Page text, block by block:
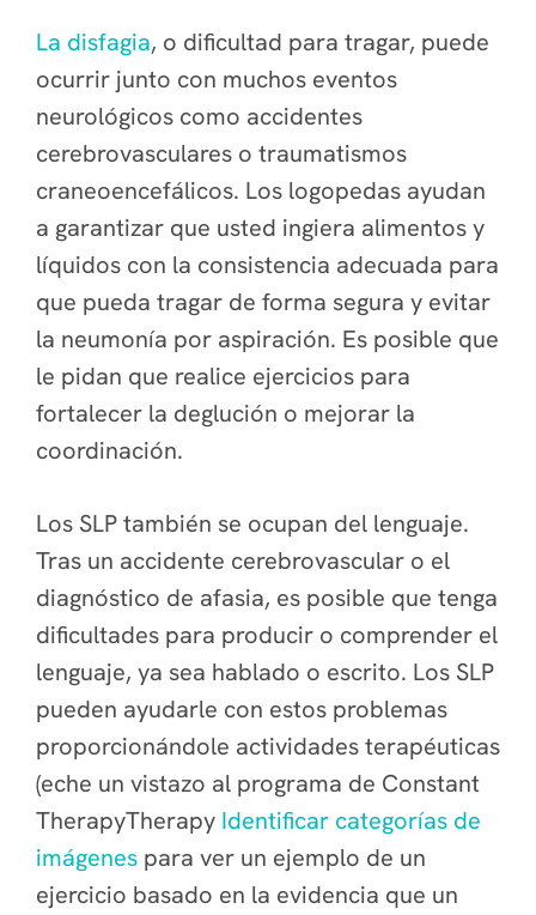
La disfagia, o dificultad para tragar, puede
ocurrir junto con muchos eventos
neurológicos como accidentes
cerebrovasculares o traumatismos
craneoencefálicos. Los logopedas ayudan
a garantizar que usted ingiera alimentos y
líquidos con la consistencia adecuada para
que pueda tragar de forma segura y evitar
la neumonía por aspiración. Es posible que
le pidan que realice ejercicios para
fortalecer la deglución o mejorar la
coordinación.
Los SLP también se ocupan del lenguaje.
Tras un accidente cerebrovascular o el
diagnóstico de afasia, es posible que tenga
dificultades para producir o comprender el
lenguaje, ya sea hablado o escrito. Los SLP
pueden ayudarle con estos problemas
proporcionándole actividades terapéuticas
(eche un vistazo al programa de Constant
TherapyTherapy Identificar categorías de
imágenes para ver un ejemplo de un
ejercicio basado en la evidencia que un